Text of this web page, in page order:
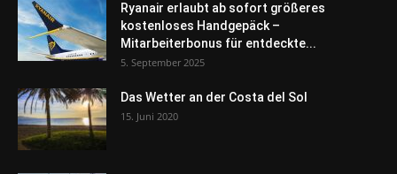
Ryanair erlaubt ab sofort größeres
kostenloses Handgepäck –
Mitarbeiterbonus für entdeckte...
5. September 2025
Das Wetter an der Costa del Sol
15. Juni 2020